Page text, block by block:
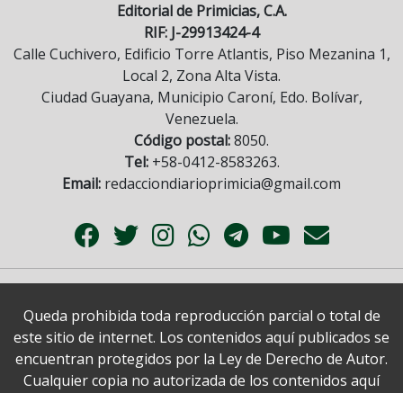
Editorial de Primicias, C.A.
RIF: J-29913424-4
Calle Cuchivero, Edificio Torre Atlantis, Piso Mezanina 1,
Local 2, Zona Alta Vista.
Ciudad Guayana, Municipio Caroní, Edo. Bolívar,
Venezuela.
Código postal:8050.
Tel:+58-0412-8583263.
Email: redacciondiarioprimicia@gmail.com
Queda prohibida toda reproducción parcial o total de
este sitio de internet. Los contenidos aquí publicados se
encuentran protegidos por la Ley de Derecho de Autor.
Cualquier copia no autorizada de los contenidos aquí